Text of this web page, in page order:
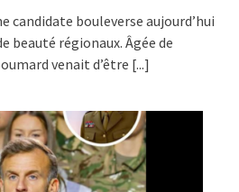
candidate bouleverse aujourd’hui
beauté régionaux. Âgée de
venait d’être [...]